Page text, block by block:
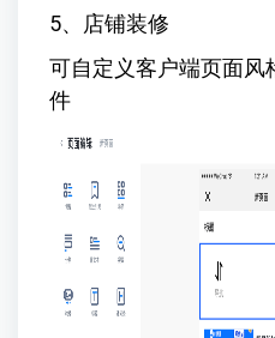
5、店铺装修
可自定义客户端页面风
件